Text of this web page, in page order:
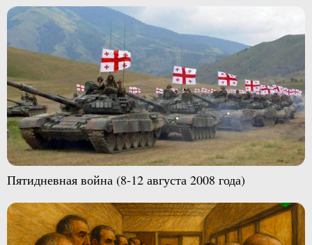
Пятидневная война (8-12 августа 2008 года)